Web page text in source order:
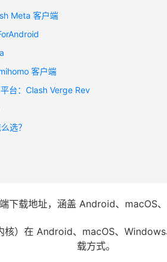
Meta 客户端
客户端
台：Clash Verge Rev
选？
）在 Android、macOS、
载方式。